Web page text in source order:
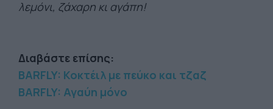
λεμόνι, ζάχαρη κι αγάπη!
Διαβάστε επίσης:
BARFLY: Κοκτέιλ με πεύκο και τζαζ
BARFLY: Αγαύη μόνο